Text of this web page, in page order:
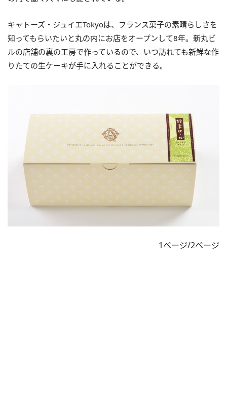
キャトーズ・ジュイエTokyoは、フランス菓子の素晴らしさを
知ってもらいたいと丸の内にお店をオープンして8年。新丸ビ
ルの店舗の裏の工房で作っているので、いつ訪れても新鮮な作
りたての生ケーキが手に入れることができる。
1ページ/2ページ